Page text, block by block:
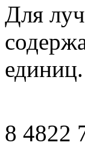
Для
единиц.
8 4822